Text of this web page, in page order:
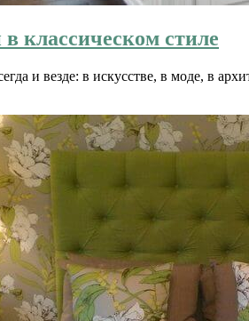
классическом стиле
и везде: в искусстве, в моде, в